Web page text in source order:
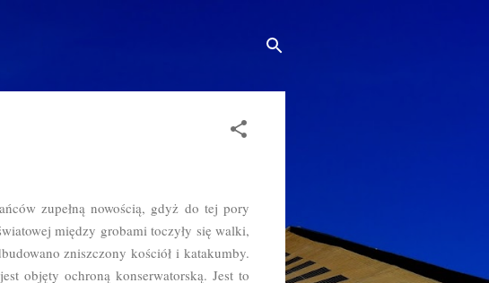
zupełną nowością, gdyż do tej pory
między grobami toczyły się walki,
zniszczony kościół i katakumby.
objęty ochroną konserwatorską. Jest to